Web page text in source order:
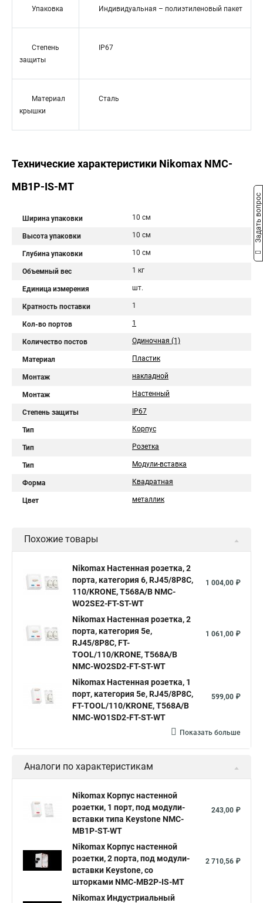
Упаковка Индивидуальная – полиэтиленовый пакет
Степень
защиты
IP67
Материал
крышки
Сталь
Технические характеристики Nikomax NMC-
MB1P-IS-MT
Ширина упаковки 10 см
Высота упаковки 10 см
Глубина упаковки 10 см
Объемный вес 1 кг
Единица измерения шт.
Кратность поставки 1
Кол-во портов 1
Количество постов Одиночная (1)
Материал Пластик
Монтаж накладной
Монтаж Настенный
Степень защиты IP67
Тип Корпус
Тип Розетка
Тип Модули-вставка
Форма Квадратная
Цвет металлик
Похожие товары
Nikomax Настенная розетка, 2
порта, категория 6, RJ45/8P8C,
110/KRONE, T568A/B NMC-
WO2SE2-FT-ST-WT
1 004,00 ₽
Nikomax Настенная розетка, 2
порта, категория 5е,
RJ45/8P8C, FT-
TOOL/110/KRONE, T568A/B
NMC-WO2SD2-FT-ST-WT
1 061,00 ₽
Nikomax Настенная розетка, 1
порт, категория 5е, RJ45/8P8C,
FT-TOOL/110/KRONE, T568A/B
NMC-WO1SD2-FT-ST-WT
599,00 ₽
Показать больше
Аналоги по характеристикам
Nikomax Корпус настенной
розетки, 1 порт, под модули-
вставки типа Keystone NMC-
MB1P-ST-WT
243,00 ₽
Nikomax Корпус настенной
розетки, 2 порта, под модули-
вставки Keystone, со
шторками NMC-MB2P-IS-MT
2 710,56 ₽
Nikomax Индустриальный
Задать вопрос